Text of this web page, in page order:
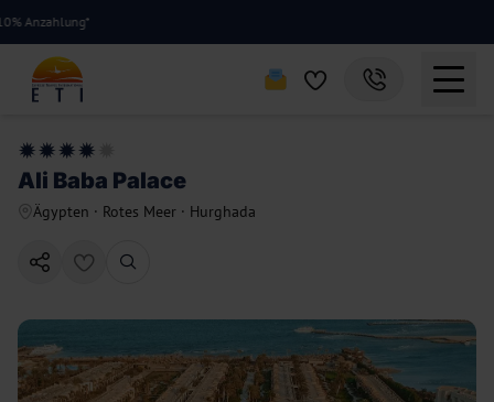
Ali Baba Palace
Ägypten · Rotes Meer · Hurghada